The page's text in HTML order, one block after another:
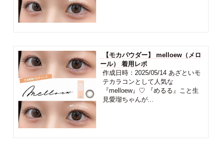
【モカパウダー】 melloew（メロ
ール） 着用レポ
作成日時：2025/05/14 あざといモ
テカラコンとして人気な
『melloew』♡ 『めるる』こと生
見愛瑠ちゃんが...